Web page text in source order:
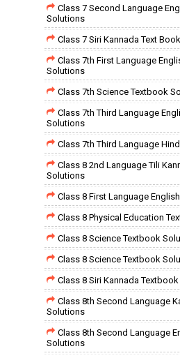
Class 7 Second Language
Solutions
Class 7 Siri Kannada Text
Class 7th First Language
Solutions
Class 7th Science Textbook
Class 7th Third Language
Solutions
Class 7th Third Language
Class 8 2nd Language Tili
Solutions
Class 8 First Language
Class 8 Physical Education
Class 8 Science Textbook
Class 8 Science Textbook
Class 8 Siri Kannada
Class 8th Second Language
Solutions
Class 8th Second Language
Solutions